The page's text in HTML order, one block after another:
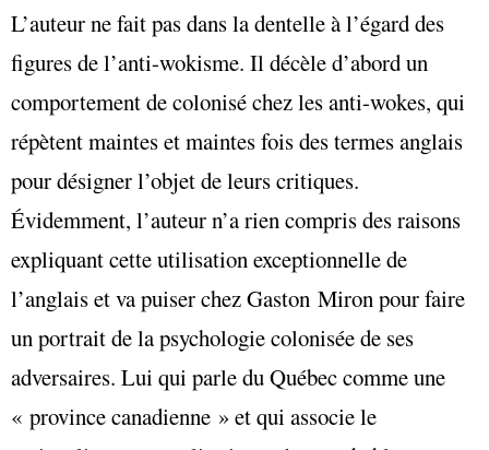
L’auteur ne fait pas dans la dentelle à l’égard des
figures de l’anti-wokisme. Il décèle d’abord un
comportement de colonisé chez les anti-wokes, qui
répètent maintes et maintes fois des termes anglais
pour désigner l’objet de leurs critiques.
Évidemment, l’auteur n’a rien compris des raisons
expliquant cette utilisation exceptionnelle de
l’anglais et va puiser chez Gaston Miron pour faire
un portrait de la psychologie colonisée de ses
adversaires. Lui qui parle du Québec comme une
« province canadienne » et qui associe le